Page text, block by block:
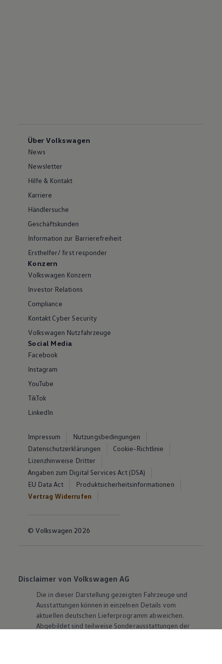
Über Volkswagen
News
Newsletter
Hilfe & Kontakt
Karriere
Händlersuche
Geschäftskunden
Information zur Barrierefreiheit
Ersthelfer/ first responder
Konzern
Volkswagen Konzern
Investor Relations
Compliance
Kontakt Cyber Security
Volkswagen Nutzfahrzeuge
Social Media
Facebook
Instagram
YouTube
TikTok
LinkedIn
Impressum
Nutzungsbedingungen
Datenschutzerklärungen
Cookie-Richtlinie
Lizenzhinweise Dritter
Angaben zum Digital Services Act (DSA)
EU Data Act
Produktsicherheitsinformationen
Vertrag Widerrufen
© Volkswagen 2026
Disclaimer von Volkswagen AG
Die in dieser Darstellung gezeigten Fahrzeuge und
Ausstattungen können in einzelnen Details vom
aktuellen deutschen Lieferprogramm abweichen.
Abgebildet sind teilweise Sonderausstattungen der